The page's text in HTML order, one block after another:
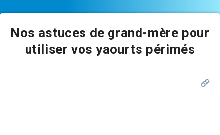
Nos astuces de grand-mère pour
utiliser vos yaourts périmés